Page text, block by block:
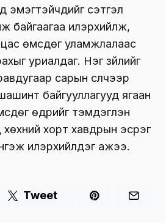
сэтгэл
байгаагаа илэрхийлж,
өмсдөг уламжлалаас
уриалдаг. Нэг зүйлийг
сарын сүүлчээр
байгууллагууд ягаан
өдрийг тэмдэглэн
хөхний хорт хавдрын эсрэг
илэрхийлдэг ажээ.
Tweet